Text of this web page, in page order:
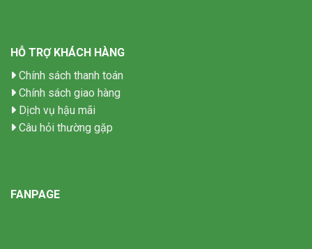
HỖ TRỢ KHÁCH HÀNG
Chính sách thanh toán
Chính sách giao hàng
Dịch vụ hậu mãi
Câu hỏi thường gặp
FANPAGE